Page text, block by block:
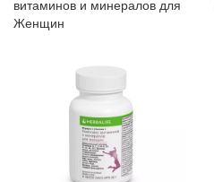
витаминов и минералов для
Женщин